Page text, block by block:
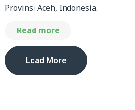
Provinsi Aceh, Indonesia.
Read more
Load More